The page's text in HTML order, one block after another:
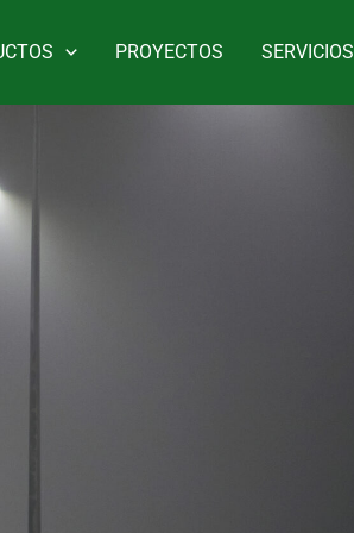
PROYECTOS SERVICIOS